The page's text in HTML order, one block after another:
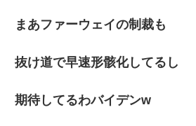
まあファーウェイの制裁も
抜け道で早速形骸化してるし
期待してるわバイデンw